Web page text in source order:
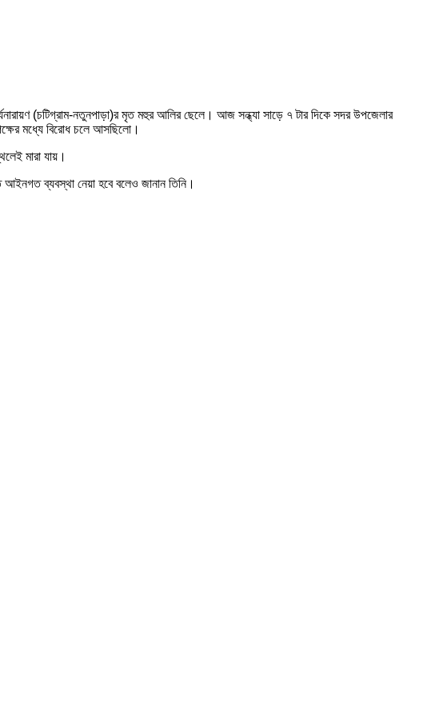
(চটিগ্রাম-নতুনপাড়া)র মৃত মহুর আলির ছেলে। আজ সন্ধ্যা সাড়ে ৭ টার দিকে সদর উপজেলার
মধ্যে বিরোধ চলে আসছিলো।
মারা যায়।
আইনগত ব্যবস্থা নেয়া হবে বলেও জানান তিনি।